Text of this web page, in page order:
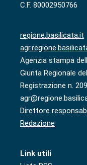
C.F. 80002950766
regione.basilicata.it
Agenzia stampa
Giunta Regionale
Registrazione n.
Direttore
Redazione
Link utili